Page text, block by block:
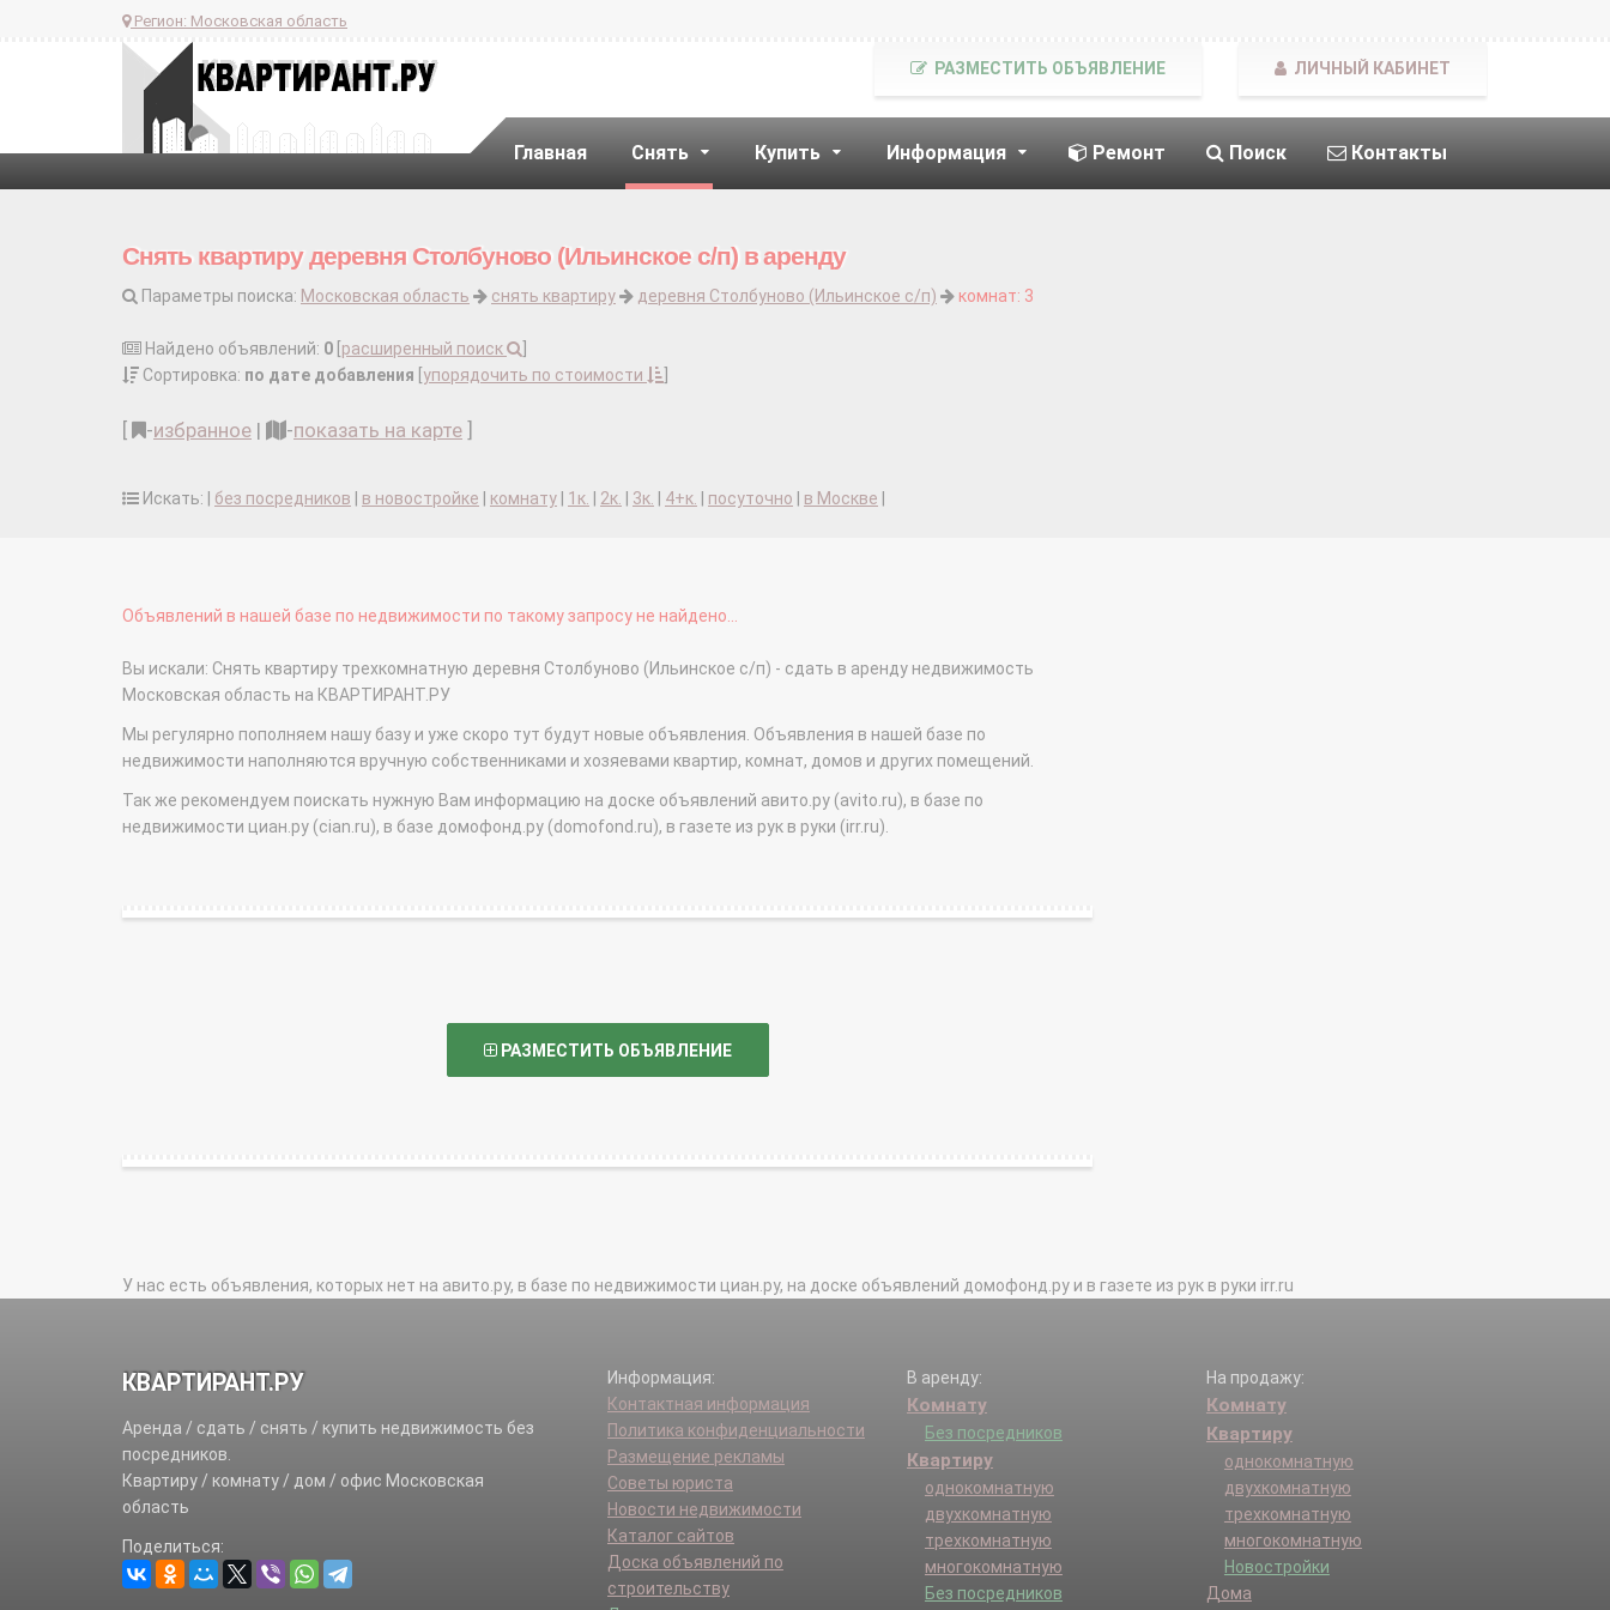
Регион: Московская область
Главная Снять Купить Информация Ремонт Поиск Контакты
РАЗМЕСТИТЬ ОБЪЯВЛЕНИЕ ЛИЧНЫЙ КАБИНЕТ
Снять квартиру деревня Столбуново (Ильинское с/п) в аренду
Параметры поиска: Московская область снять квартиру деревня Столбуново (Ильинское с/п) комнат: 3
Найдено объявлений: 0 расширенный поиск
Сортировка: по дате добавления упорядочить по стоимости
-избранное | -показать на карте
Искать: | без посредников в новостройке комнату 1к. 2к. 3к. 4+к. посуточно в Москве
Объявлений в нашей базе по недвижимости по такому запросу не найдено...
Вы искали: Снять квартиру трехкомнатную деревня Столбуново (Ильинское с/п) - сдать в аренду недвижимость
Московская область на КВАРТИРАНТ.РУ
Мы регулярно пополняем нашу базу и уже скоро тут будут новые объявления. Объявления в нашей базе по
недвижимости наполняются вручную собственниками и хозяевами квартир, комнат, домов и других помещений.
Так же рекомендуем поискать нужную Вам информацию на доске объявлений авито.ру (avito.ru), в базе по
недвижимости циан.ру (cian.ru), в базе домофонд.ру (domofond.ru), в газете из рук в руки (irr.ru).
РАЗМЕСТИТЬ ОБЪЯВЛЕНИЕ
У нас есть объявления, которых нет на авито.ру, в базе по недвижимости циан.ру, на доске объявлений домофонд.ру и в газете из рук в руки irr.ru
КВАРТИРАНТ.РУ
Аренда / сдать / снять / купить недвижимость без
посредников.
Квартиру / комнату / дом / офис Московская
область
Поделиться:
Информация:
Контактная информация
Политика конфиденциальности
Размещение рекламы
Советы юриста
Новости недвижимости
Каталог сайтов
Доска объявлений по
строительству
В аренду:
Комнату
Без посредников
Квартиру
однокомнатную
двухкомнатную
трехкомнатную
многокомнатную
Без посредников
На продажу:
Комнату
Квартиру
однокомнатную
двухкомнатную
трехкомнатную
многокомнатную
Новостройки
Дома